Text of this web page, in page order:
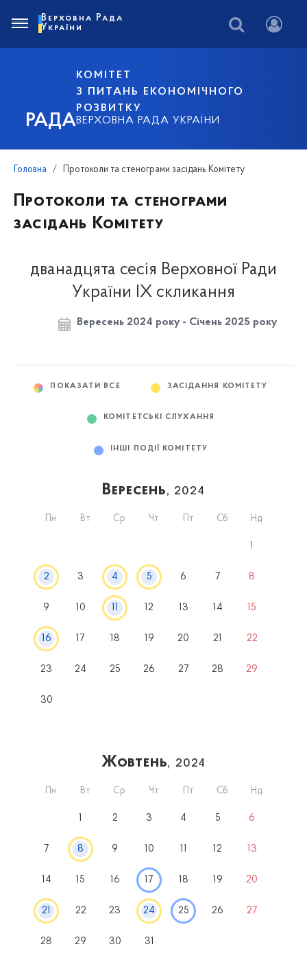
РАДА
КОМІТЕТ
З ПИТАНЬ ЕКОНОМІЧНОГО
РОЗВИТКУ
ВЕРХОВНА РАДА УКРАЇНИ
Верховна Рада
України
Головна Протоколи та стенограми засідань Комітету
Протоколи та стенограми
засідань Комітету
дванадцята сесія Верховної Ради
України IX скликання
Вересень 2024 року - Січень 2025 року
ПОКАЗАТИ ВСЕ ЗАСІДАННЯ КОМІТЕТУ
КОМІТЕТСЬКІ СЛУХАННЯ
ІНШІ ПОДІЇ КОМІТЕТУ
Вересень, 2024
Пн Вт Ср Чт Пт Сб Нд
2 3 4 5 6 7 8
9 10 12 13 14 15
16 17 18 19 20 21 22
23 24 25 26 27 28 29
30
Жовтень, 2024
Пн Вт Ср Чт Пт Сб Нд
1 2 3 4 5 6
7 8 9 10 11 12 13
14 15 16 17 18 19 20
21 22 23 24 25 26 27
28 29 30 31